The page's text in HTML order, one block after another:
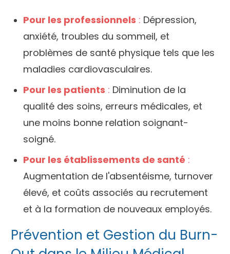
Pour les professionnels : Dépression,
anxiété, troubles du sommeil, et
problèmes de santé physique tels que les
maladies cardiovasculaires.
Pour les patients : Diminution de la
qualité des soins, erreurs médicales, et
une moins bonne relation soignant-
soigné.
Pour les établissements de santé :
Augmentation de l'absentéisme, turnover
élevé, et coûts associés au recrutement
et à la formation de nouveaux employés.
Prévention et Gestion du Burn-